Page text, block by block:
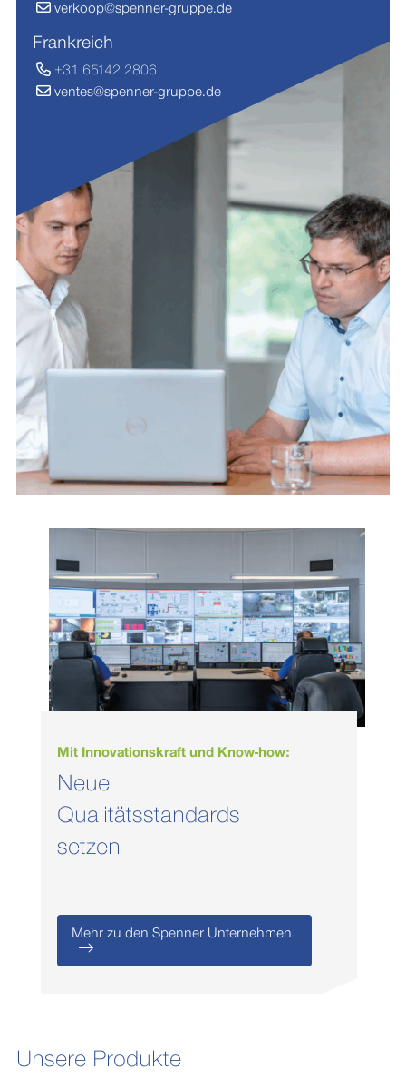
verkoop@spenner-gruppe.de
Frankreich
+31 65142 2806
ventes@spenner-gruppe.de
Mit Innovationskraft und Know-how:
Neue
Qualitätsstandards
setzen
Mehr zu den Spenner Unternehmen
Unsere Produkte